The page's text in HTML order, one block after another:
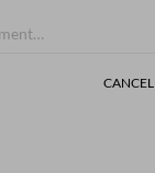
CANCEL